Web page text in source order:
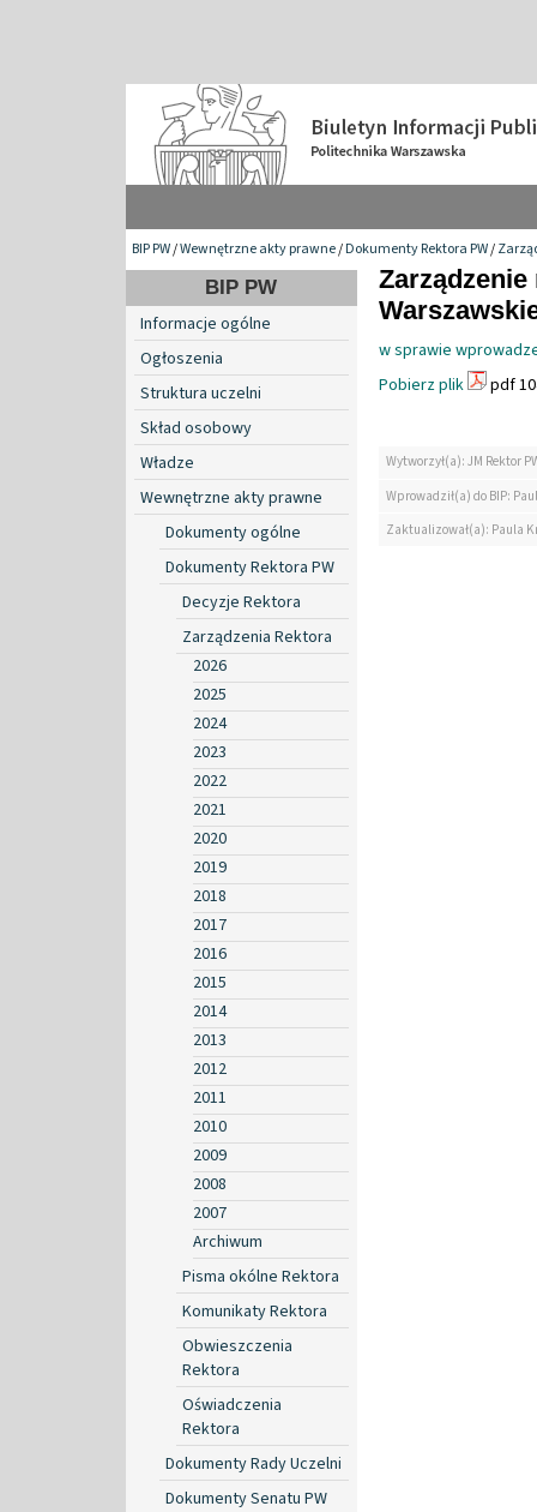
BIP PW/Wewnętrzne akty prawne/Dokumenty Rektora PW/
BIP PW
Informacje ogólne
Ogłoszenia
Struktura uczelni
Skład osobowy
Władze
Wewnętrzne akty prawne
Dokumenty ogólne
Dokumenty Rektora PW
Decyzje Rektora
Zarządzenia Rektora
2026
2025
2024
2023
2022
2021
2020
2019
2018
2017
2016
2015
2014
2013
2012
2011
2010
2009
2008
2007
Archiwum
Pisma okólne Rektora
Komunikaty Rektora
Obwieszczenia
Rektora
Oświadczenia
Rektora
Dokumenty Rady Uczelni
Dokumenty Senatu PW
w sprawie
Pobierz plik
pdf
Wytworzył(a): JM Rektor
Wprowadził(a) do BIP:
Zaktualizował(a): Paula